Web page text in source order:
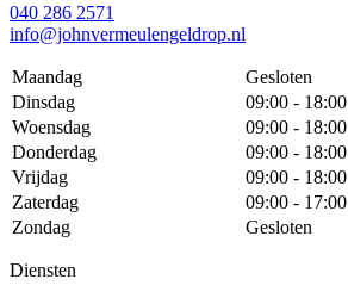
040 286 2571
info@johnvermeulengeldrop.nl
Maandag
Gesloten
Dinsdag
09:00 - 18:00
Woensdag
09:00 - 18:00
Donderdag
09:00 - 18:00
Vrijdag
09:00 - 18:00
Zaterdag
09:00 - 17:00
Zondag
Gesloten
Diensten